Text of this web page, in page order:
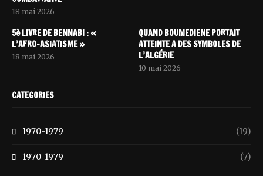
18 mai 2026
5è LIVRE DE BENNABI : «
L’AFRO-ASIATISME »
18 mai 2026
QUAND BOUMEDIENE PORTAIT
ATTEINTE A DES SYMBOLES DE
L’ALGÉRIE
10 mai 2026
CATEGORIES
1970-1979 (19)
1970-1979 (7)